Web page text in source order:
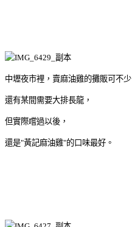
中壢夜市裡，賣麻油雞的攤販可不少
還有某間需要大排長龍，
但實際嚐過以後，
還是"黃記麻油雞"的口味最好。